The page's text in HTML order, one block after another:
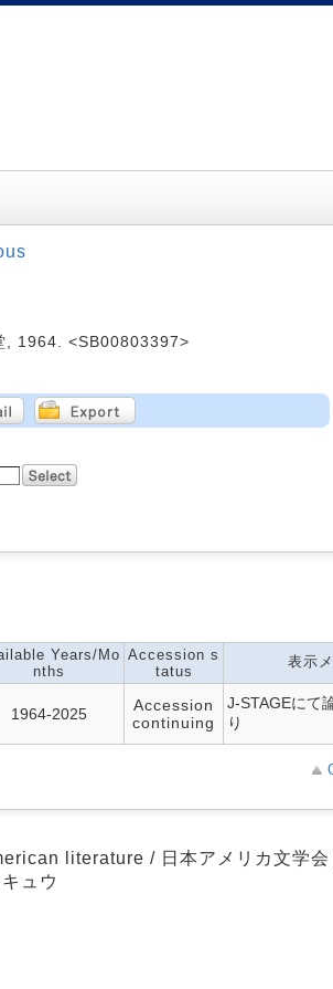
, 1964. <SB00803397>
Years/Mo
nths
Accession s
tatus
表示
1964-2025
Accession
continuing
J-STAGEにて
り
literature / 日本アメリカ文学会
ュウ